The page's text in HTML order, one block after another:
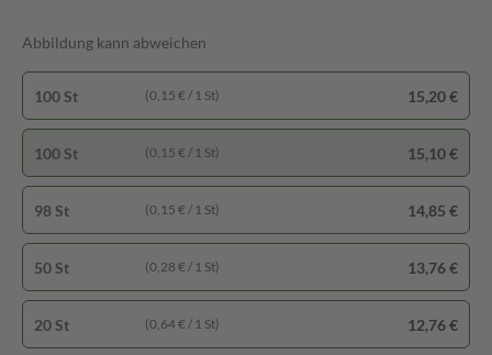
Abbildung kann abweichen
100 St (0,15 € / 1 St) 15,20 €
100 St (0,15 € / 1 St) 15,10 €
98 St (0,15 € / 1 St) 14,85 €
50 St (0,28 € / 1 St) 13,76 €
20 St (0,64 € / 1 St) 12,76 €